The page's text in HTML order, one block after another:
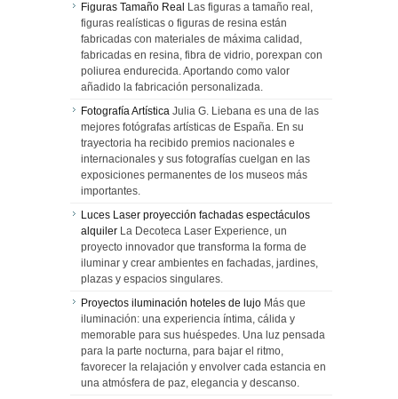
Figuras Tamaño Real Las figuras a tamaño real,
figuras realísticas o figuras de resina están
fabricadas con materiales de máxima calidad,
fabricadas en resina, fibra de vidrio, porexpan con
poliurea endurecida. Aportando como valor
añadido la fabricación personalizada.
Fotografía Artística Julia G. Liebana es una de las
mejores fotógrafas artísticas de España. En su
trayectoria ha recibido premios nacionales e
internacionales y sus fotografías cuelgan en las
exposiciones permanentes de los museos más
importantes.
Luces Laser proyección fachadas espectáculos
alquiler La Decoteca Laser Experience, un
proyecto innovador que transforma la forma de
iluminar y crear ambientes en fachadas, jardines,
plazas y espacios singulares.
Proyectos iluminación hoteles de lujo Más que
iluminación: una experiencia íntima, cálida y
memorable para sus huéspedes. Una luz pensada
para la parte nocturna, para bajar el ritmo,
favorecer la relajación y envolver cada estancia en
una atmósfera de paz, elegancia y descanso.